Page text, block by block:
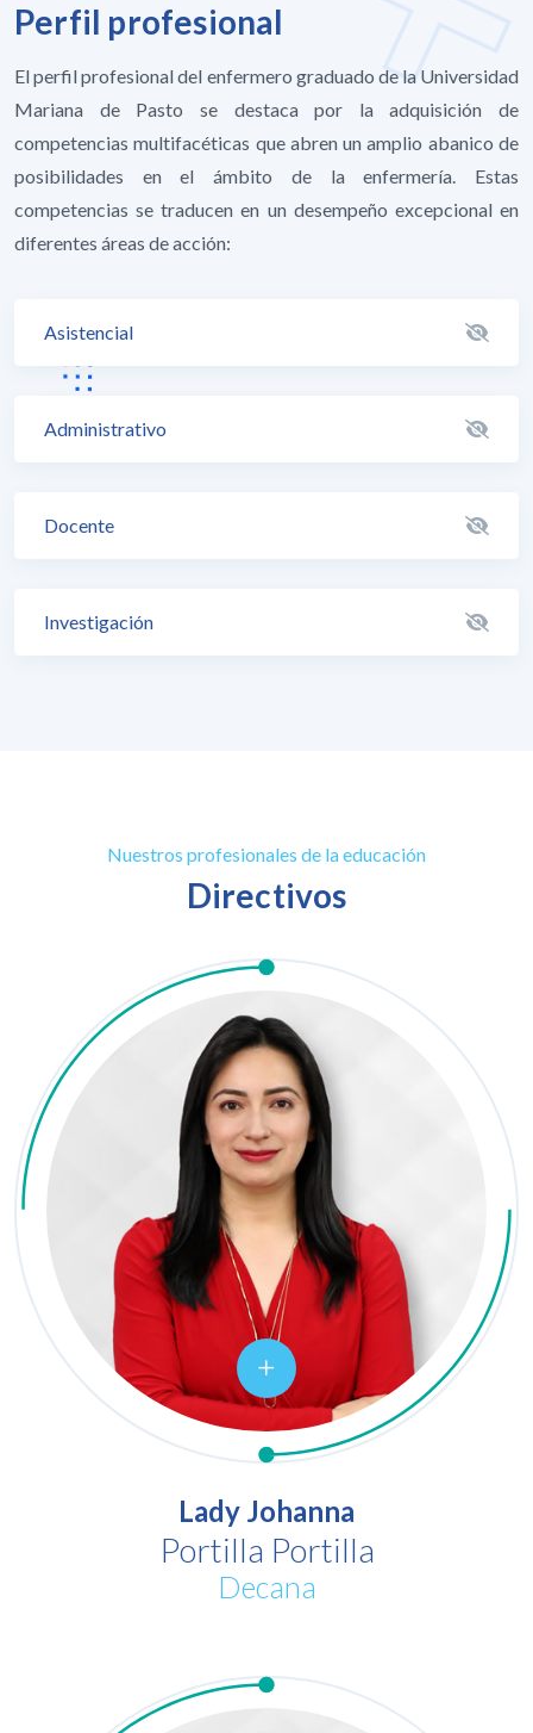
Perfil profesional
El perfil profesional del enfermero graduado de la Universidad
Mariana de Pasto se destaca por la adquisición de
competencias multifacéticas que abren un amplio abanico de
posibilidades en el ámbito de la enfermería. Estas
competencias se traducen en un desempeño excepcional en
diferentes áreas de acción:
Asistencial
Administrativo
Docente
Investigación
Nuestros profesionales de la educación
Directivos
Lady Johanna
Portilla Portilla
Decana